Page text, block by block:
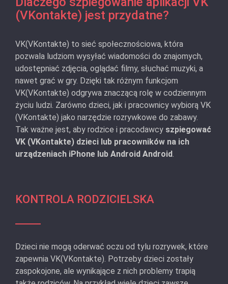
(VKontakte) jest przydatne?
VK(VKontakte) to sieć społecznościowa, która
pozwala ludziom wysyłać wiadomości do znajomych,
udostępniać zdjęcia, oglądać filmy, słuchać muzyki, a
nawet grać w gry. Dzięki tak różnym funkcjom
VK(VKontakte) odgrywa znaczącą rolę w codziennym
życiu ludzi. Zarówno dzieci, jak i pracownicy wybiorą VK
(VKontakte) jako narzędzie rozrywkowe do zabawy.
Tak ważne jest, aby rodzice i pracodawcy szpiegować
VK (VKontakte) dzieci lub pracowników na ich
urządzeniach iPhone lub Android Android.
KONTROLA RODZICIELSKA
Dzieci nie mogą oderwać oczu od tylu rozrywek, które
zapewnia VK(VKontakte). Potrzeby dzieci zostały
zaspokojone, ale wynikające z nich problemy trapią